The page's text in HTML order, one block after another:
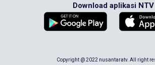
Download aplikasi NTV
Copyright @ 2022 nusantaratv. All right